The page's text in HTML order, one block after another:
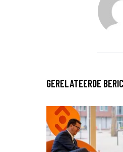
GERELATEERDE